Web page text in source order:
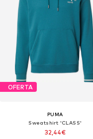
OFERTA
PUMA
Sweatshirt 'CLASS'
32,44€